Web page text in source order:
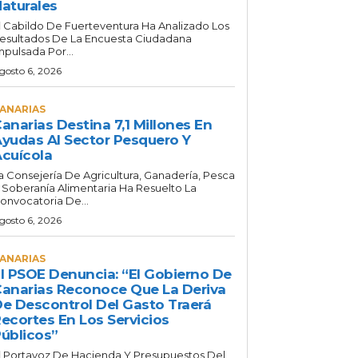
Cabildo De Fuerteventura Ha Analizado Los
De La Encuesta Ciudadana
Por...
6, 2026
Destina 7,1 Millones En
Al Sector Pesquero Y
Consejería De Agricultura, Ganadería, Pesca
Soberanía Alimentaria Ha Resuelto La
De...
6, 2026
PSOE Denuncia: “El Gobierno De
Reconoce Que La Deriva
Descontrol Del Gasto Traerá
En Los Servicios
Portavoz De Hacienda Y Presupuestos Del